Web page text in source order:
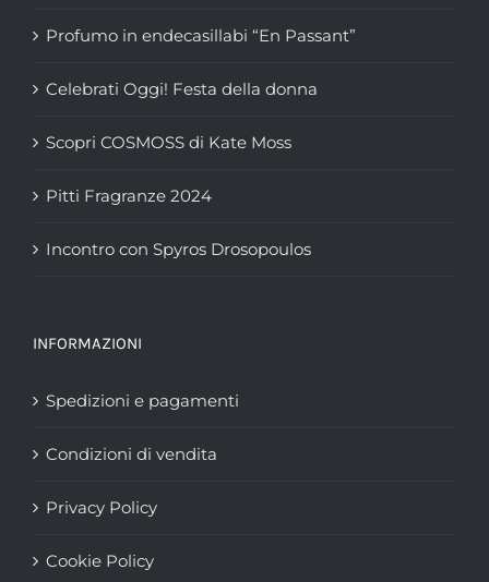
Profumo in endecasillabi “En Passant”
Celebrati Oggi! Festa della donna
Scopri COSMOSS di Kate Moss
Pitti Fragranze 2024
Incontro con Spyros Drosopoulos
INFORMAZIONI
Spedizioni e pagamenti
Condizioni di vendita
Privacy Policy
Cookie Policy